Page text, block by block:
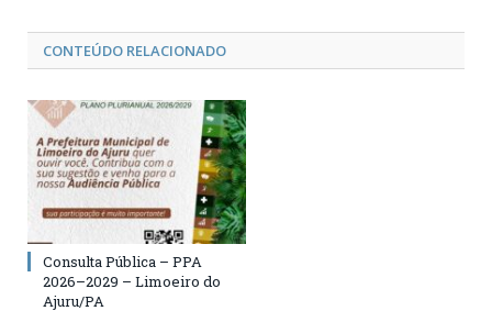
CONTEÚDO RELACIONADO
Consulta Pública – PPA
2026–2029 – Limoeiro do
Ajuru/PA